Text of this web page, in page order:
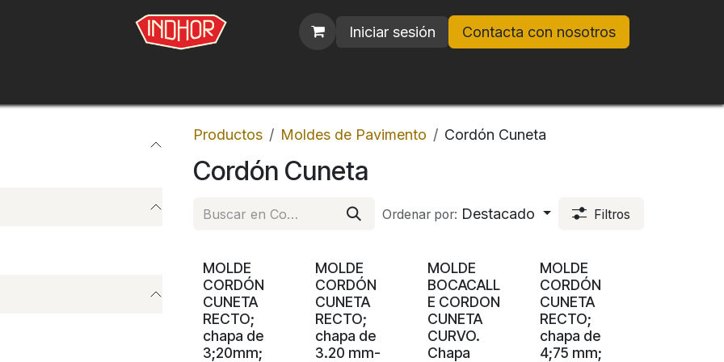
Iniciar sesión Contacta con nosotros
Productos Moldes de Pavimento Cordón Cuneta
Cordón Cuneta
Ordenar por: Destacado Filtros
MOLDE
CORDÓN
CUNETA
RECTO;
chapa de
3;20mm;
MOLDE
CORDÓN
CUNETA
RECTO;
chapa de
3.20 mm-
MOLDE
BOCACALL
E CORDON
CUNETA
CURVO.
Chapa
MOLDE
CORDÓN
CUNETA
RECTO;
chapa de
4;75 mm;